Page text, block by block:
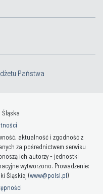
Państwa
aktualność i zgodność z
za pośrednictwem serwisu
ich autorzy - jednostki
wytworzono. Prowadzenie:
Śląskiej (www@polsl.pl)